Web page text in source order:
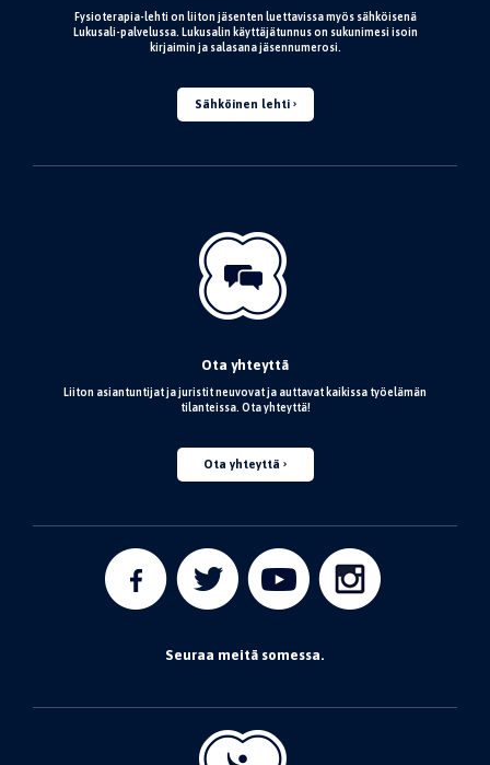
Fysioterapia-lehti on liiton jäsenten luettavissa myös sähköisenä
Lukusali-palvelussa. Lukusalin käyttäjätunnus on sukunimesi isoin
kirjaimin ja salasana jäsennumerosi.
Sähköinen lehti
Ota yhteyttä
Liiton asiantuntijat ja juristit neuvovat ja auttavat kaikissa työelämän
tilanteissa. Ota yhteyttä!
Ota yhteyttä
Seuraa meitä somessa.